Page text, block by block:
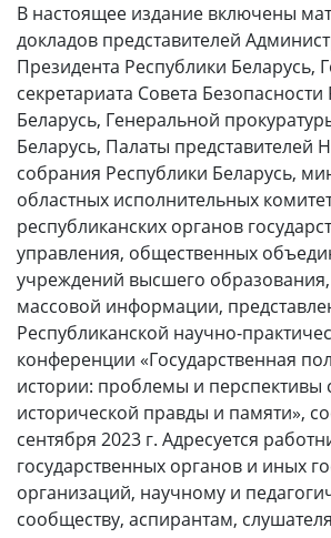
В настоящее издание включены
докладов представителей
Президента Республики Беларусь,
секретариата Совета
Беларусь, Генеральной
Беларусь, Палаты представителей
собрания Республики Беларусь,
областных исполнительных
республиканских органов
управления, общественных
учреждений высшего образования,
массовой информации,
Республиканской научно-
конференции «Государственная
истории: проблемы и перспективы
исторической правды и памяти»,
сентября 2023 г. Адресуется
государственных органов и иных
организаций, научному и
сообществу, аспирантам,